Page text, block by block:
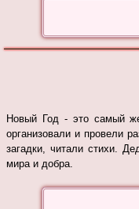
Новый Год - это самый
организовали и провели
загадки, читали стихи.
мира и добра.